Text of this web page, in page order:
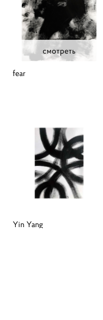
смотреть
fear
Yin Yang